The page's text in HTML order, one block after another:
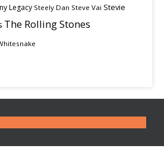
Legacy Steely Dan Steve Vai Stevie
The Rolling Stones